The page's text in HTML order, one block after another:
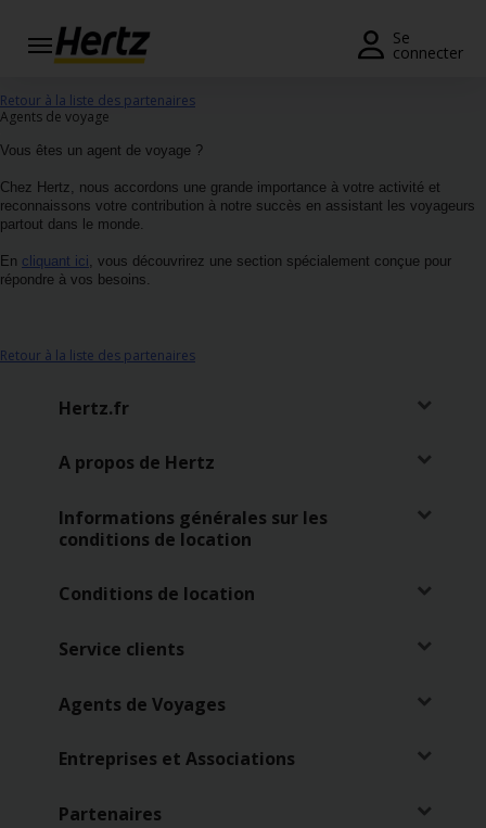
Se
connecter
Réservation
Modifier/Annuler
Nos
agences
Offres
spéciales
membre
FR/FR
Location
voitures
d'utilitaires
Offres
Gold+
Retour à la liste des partenaires
Agents de voyage
Vous êtes un agent de voyage ?
Chez Hertz, nous accordons une grande importance à votre activité et
reconnaissons votre contribution à notre succès en assistant les voyageurs
partout dans le monde.
En cliquant ici, vous découvrirez une section spécialement conçue pour
répondre à vos besoins.
Retour à la liste des partenaires
Hertz.fr
A propos de Hertz
Informations générales sur les
conditions de location
Conditions de location
Service clients
Agents de Voyages
Entreprises et Associations
Partenaires